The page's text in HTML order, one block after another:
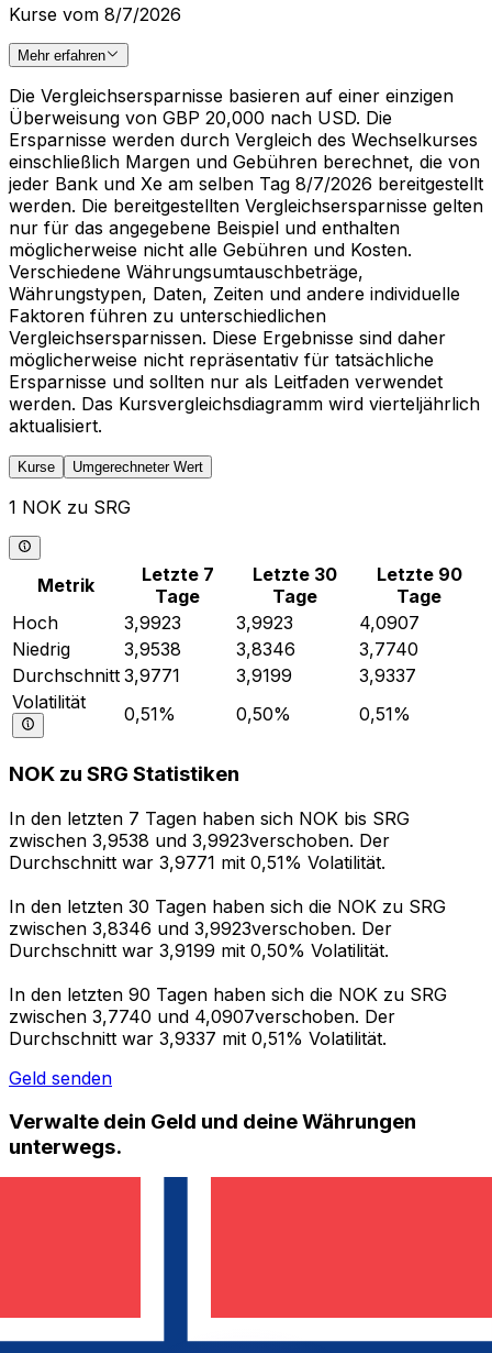
Kurse vom 8/7/2026
Mehr erfahren
Die Vergleichsersparnisse basieren auf einer einzigen
Überweisung von GBP 20,000 nach USD. Die
Ersparnisse werden durch Vergleich des Wechselkurses
einschließlich Margen und Gebühren berechnet, die von
jeder Bank und Xe am selben Tag 8/7/2026 bereitgestellt
werden. Die bereitgestellten Vergleichsersparnisse gelten
nur für das angegebene Beispiel und enthalten
möglicherweise nicht alle Gebühren und Kosten.
Verschiedene Währungsumtauschbeträge,
Währungstypen, Daten, Zeiten und andere individuelle
Faktoren führen zu unterschiedlichen
Vergleichsersparnissen. Diese Ergebnisse sind daher
möglicherweise nicht repräsentativ für tatsächliche
Ersparnisse und sollten nur als Leitfaden verwendet
werden. Das Kursvergleichsdiagramm wird vierteljährlich
aktualisiert.
Kurse Umgerechneter Wert
1 NOK zu SRG
Metrik
Letzte 7
Tage
Letzte 30
Tage
Letzte 90
Tage
Hoch
3,9923 3,9923
4,0907
Niedrig
3,9538 3,8346
3,7740
Durchschnitt 3,9771 3,9199
3,9337
Volatilität
0,51% 0,50% 0,51%
NOK zu SRG Statistiken
In den letzten 7 Tagen haben sich NOK bis SRG
zwischen 3,9538 und 3,9923verschoben. Der
Durchschnitt war 3,9771 mit 0,51% Volatilität.
In den letzten 30 Tagen haben sich die NOK zu SRG
zwischen 3,8346 und 3,9923verschoben. Der
Durchschnitt war 3,9199 mit 0,50% Volatilität.
In den letzten 90 Tagen haben sich die NOK zu SRG
zwischen 3,7740 und 4,0907verschoben. Der
Durchschnitt war 3,9337 mit 0,51% Volatilität.
Geld senden
Verwalte dein Geld und deine Währungen
unterwegs.